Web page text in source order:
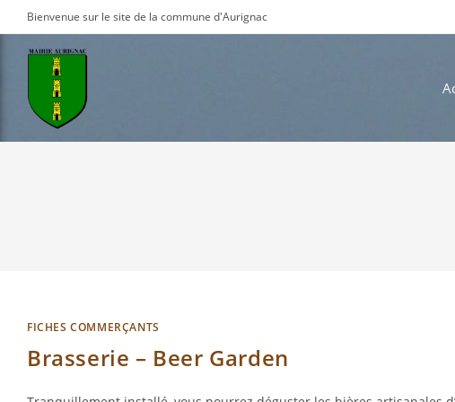
to
content
Bienvenue sur le site de la commune d'Aurignac
FICHES COMMERÇANTS
Brasserie – Beer Garden